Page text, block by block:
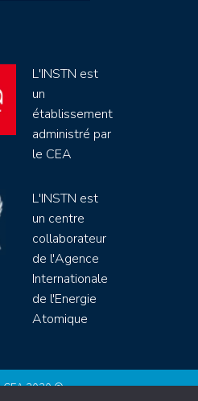
L'INSTN est
un
établissement
administré par
le CEA
L'INSTN est
un centre
collaborateur
de l'Agence
Internationale
de l'Energie
Atomique
CEA 2020 ©